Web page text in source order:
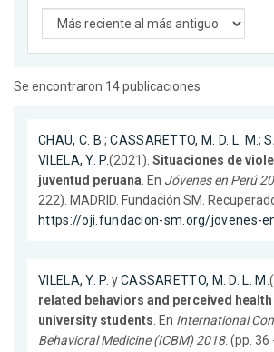
Se encontraron 14 publicaciones
CHAU, C. B.;CASSARETTO, M. D. L. M.;
VILELA, Y. P.(2021). Situaciones de
juventud peruana. En Jóvenes en Perú
222). MADRID. Fundación SM.
https://oji.fundacion-sm.org/jovenes-
VILELA, Y. P. yCASSARETTO, M. D. L. M.
related behaviors and perceived
university students. En International
Behavioral Medicine (ICBM) 2018. (pp. 36